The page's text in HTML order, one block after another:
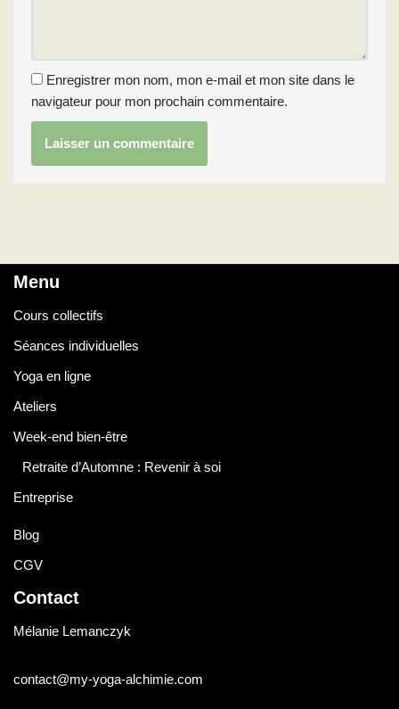
Enregistrer mon nom, mon e-mail et mon site dans le
navigateur pour mon prochain commentaire.
Menu
Cours collectifs
Séances individuelles
Yoga en ligne
Ateliers
Week-end bien-être
Retraite d’Automne : Revenir à soi
Entreprise
Blog
CGV
Contact
Mélanie Lemanczyk
contact@my-yoga-alchimie.com